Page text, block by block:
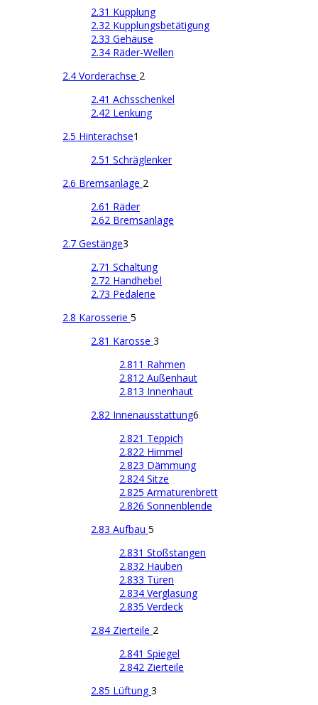
2.31 Kupplung
2.32 Kupplungsbetätigung
2.33 Gehäuse
2.34 Räder-Wellen
2.4 Vorderachse 2
2.41 Achsschenkel
2.42 Lenkung
2.5 Hinterachse1
2.51 Schräglenker
2.6 Bremsanlage 2
2.61 Räder
2.62 Bremsanlage
2.7 Gestänge3
2.71 Schaltung
2.72 Handhebel
2.73 Pedalerie
2.8 Karosserie 5
2.81 Karosse 3
2.811 Rahmen
2.812 Außenhaut
2.813 Innenhaut
2.82 Innenausstattung6
2.821 Teppich
2.822 Himmel
2.823 Dämmung
2.824 Sitze
2.825 Armaturenbrett
2.826 Sonnenblende
2.83 Aufbau 5
2.831 Stoßstangen
2.832 Hauben
2.833 Türen
2.834 Verglasung
2.835 Verdeck
2.84 Zierteile 2
2.841 Spiegel
2.842 Zierteile
2.85 Lüftung3